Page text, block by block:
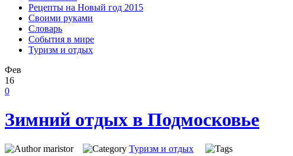
Рецепты на Новый год 2015
Своими руками
Словарь
События в мире
Туризм и отдых
Фев
16
0
Зимний отдых в Подмосковье
maristor Туризм и отдых